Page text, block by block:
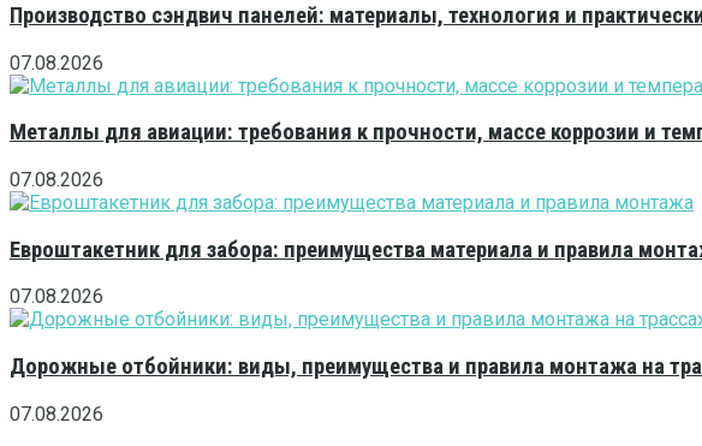
Производство сэндвич панелей: материалы, технология и
07.08.2026
Металлы для авиации: требования к прочности, массе коррозии и
07.08.2026
Евроштакетник для забора: преимущества материала и правила
07.08.2026
Дорожные отбойники: виды, преимущества и правила монтажа на
07.08.2026